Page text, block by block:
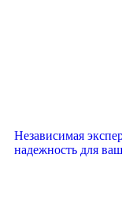
Независимая
надежность для